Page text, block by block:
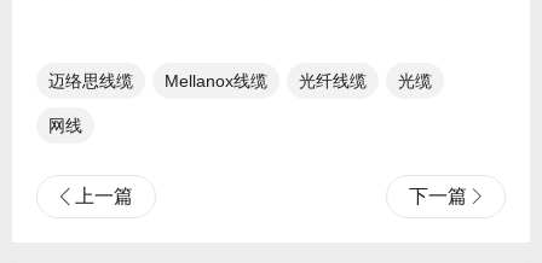
迈络思线缆 Mellanox线缆 光纤线缆​ 光缆
网线
上一篇 下一篇